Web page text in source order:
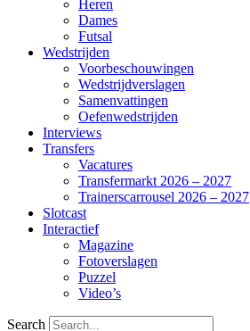
Heren
Dames
Futsal
Wedstrijden
Voorbeschouwingen
Wedstrijdverslagen
Samenvattingen
Oefenwedstrijden
Interviews
Transfers
Vacatures
Transfermarkt 2026 – 2027
Trainerscarrousel 2026 – 2027
Slotcast
Interactief
Magazine
Fotoverslagen
Puzzel
Video’s
Search